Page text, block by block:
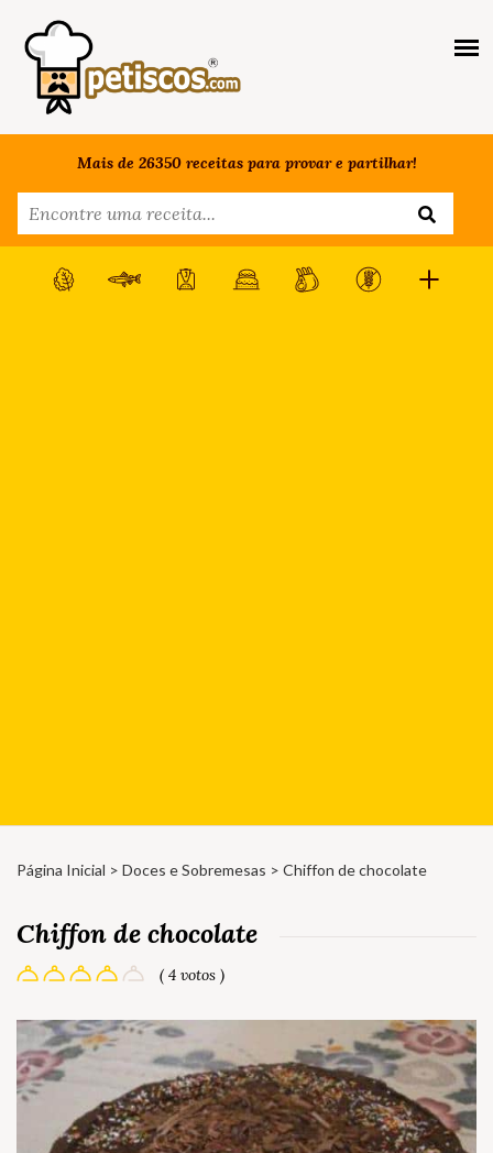
Mais de 26350 receitas para provar e partilhar!
Página Inicial > Doces e Sobremesas > Chiffon de chocolate
Chiffon de chocolate
( 4 votos )